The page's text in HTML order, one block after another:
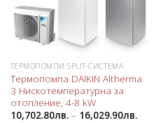
ТЕРМОПОМПИ SPLIT-СИСТЕМА
Термопомпа DAIKIN Altherma
3 Нискотемпературна за
отопление, 4-8 kW
10,702.80лв.– 16,029.90лв.